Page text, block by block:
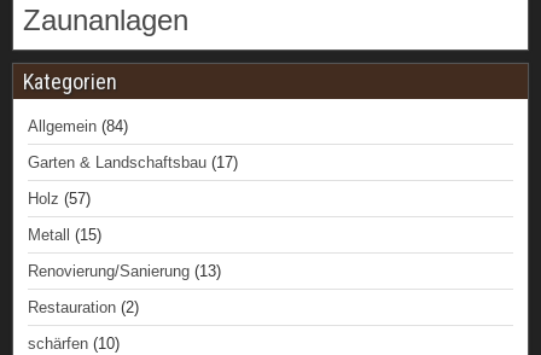
Zaunanlagen
Kategorien
Allgemein (84)
Garten & Landschaftsbau (17)
Holz (57)
Metall (15)
Renovierung/Sanierung (13)
Restauration (2)
schärfen (10)